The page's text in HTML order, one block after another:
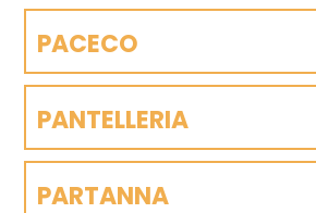
PACECO
PANTELLERIA
PARTANNA